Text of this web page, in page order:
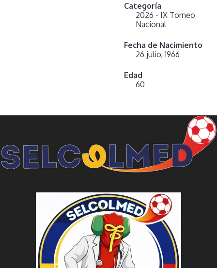
Categoría
2026 - IX Torneo
Nacional
Fecha de Nacimiento
26 julio, 1966
Edad
60